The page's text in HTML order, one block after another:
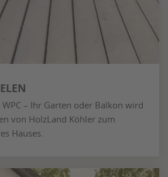
– Ihr Garten oder Balkon wird
von HolzLand Köhler zum
Hauses.